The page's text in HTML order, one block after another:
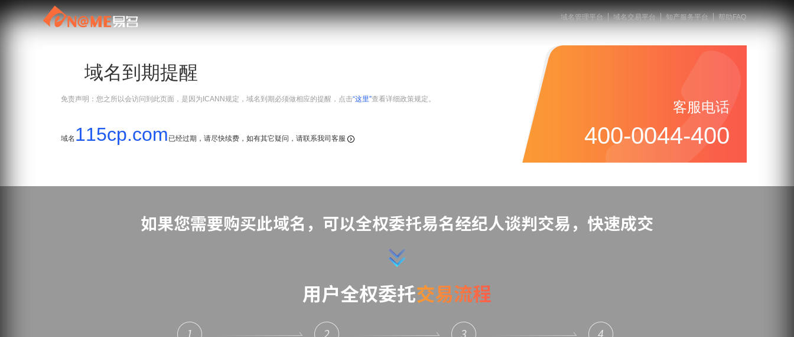
域名管理平台 域名交易平台 知产服务平台 帮助FAQ
域名到期提醒
免责声明：您之所以会访问到此页面，是因为ICANN规定，域名到期必须做相应的提醒，点击“这里”查看详细政策规定。
域名 115cp.com 已经过期，请尽快续费，如有其它疑问，请联系我司客服
客服电话
400-0044-400